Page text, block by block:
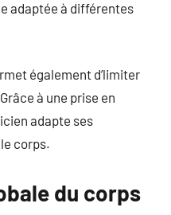
adaptée à différentes
également d’limiter
à une prise en
adapte ses
corps.
du corps